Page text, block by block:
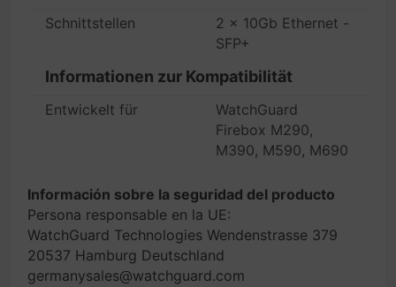
Schnittstellen
2 x 10Gb Ethernet -
SFP+
Informationen zur Kompatibilität
Entwickelt für
WatchGuard
Firebox M290,
M390, M590, M690
Información sobre la seguridad del producto
Persona responsable en la UE:
WatchGuard Technologies Wendenstrasse 379
20537 Hamburg Deutschland
germanysales@watchguard.com